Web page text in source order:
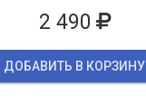
2 490
ДОБАВИТЬ В КОРЗИНУ